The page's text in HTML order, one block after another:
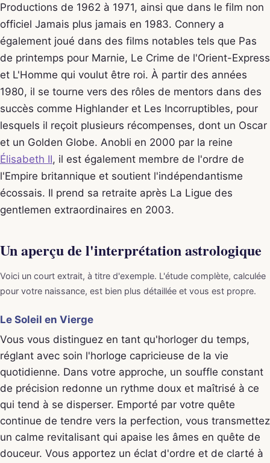
Productions de 1962 à 1971, ainsi que dans le film non
officiel Jamais plus jamais en 1983. Connery a
également joué dans des films notables tels que Pas
de printemps pour Marnie, Le Crime de l'Orient-Express
et L'Homme qui voulut être roi. À partir des années
1980, il se tourne vers des rôles de mentors dans des
succès comme Highlander et Les Incorruptibles, pour
lesquels il reçoit plusieurs récompenses, dont un Oscar
et un Golden Globe. Anobli en 2000 par la reine
Élisabeth II, il est également membre de l'ordre de
l'Empire britannique et soutient l'indépendantisme
écossais. Il prend sa retraite après La Ligue des
gentlemen extraordinaires en 2003.
Un aperçu de l'interprétation astrologique
Voici un court extrait, à titre d'exemple. L'étude complète, calculée
pour votre naissance, est bien plus détaillée et vous est propre.
Le Soleil en Vierge
Vous vous distinguez en tant qu'horloger du temps,
réglant avec soin l'horloge capricieuse de la vie
quotidienne. Dans votre approche, un souffle constant
de précision redonne un rythme doux et maîtrisé à ce
qui tend à se disperser. Emporté par votre quête
continue de tendre vers la perfection, vous transmettez
un calme revitalisant qui apaise les âmes en quête de
douceur. Vous apportez un éclat d'ordre et de clarté à